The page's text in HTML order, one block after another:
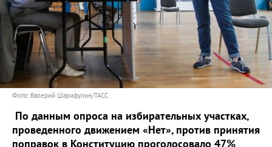
Фото: Валерий Шарифулин/ТАСС
По данным опроса на избирательных участках,
проведенного движением «Нет», против принятия
поправок в Конституцию проголосовало 47%